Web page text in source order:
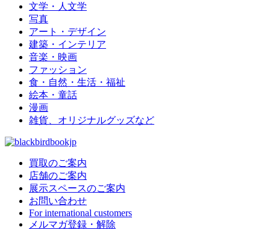
文学・人文学
写真
アート・デザイン
建築・インテリア
音楽・映画
ファッション
食・自然・生活・福祉
絵本・童話
漫画
雑貨、オリジナルグッズなど
買取のご案内
店舗のご案内
展示スペースのご案内
お問い合わせ
For international customers
メルマガ登録・解除